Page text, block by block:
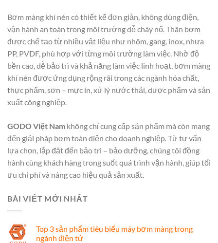
Bơm màng khí nén có thiết kế đơn giản, không dùng điện,
vận hành an toàn trong môi trường dễ cháy nổ. Thân bơm
được chế tạo từ nhiều vật liệu như nhôm, gang, inox, nhựa
PP, PVDF, phù hợp với từng môi trường làm việc. Nhờ độ
bền cao, dễ bảo trì và khả năng làm việc linh hoạt, bơm màng
khí nén được ứng dụng rộng rãi trong các ngành hóa chất,
thực phẩm, sơn – mực in, xử lý nước thải, dược phẩm và sản
xuất công nghiệp.
GODO Việt Nam không chỉ cung cấp sản phẩm mà còn mang
đến giải pháp bơm toàn diện cho doanh nghiệp. Từ tư vấn
lựa chọn, lắp đặt đến bảo trì – bảo dưỡng, chúng tôi đồng
hành cùng khách hàng trong suốt quá trình vận hành, giúp tối
ưu chi phí và nâng cao hiệu quả sản xuất.
BÀI VIẾT MỚI NHẤT
Top 3 sản phẩm tiêu biểu máy bơm màng trong
ngành điện tử